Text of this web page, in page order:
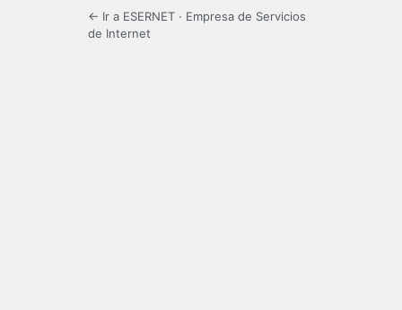
← Ir a ESERNET · Empresa de Servicios
de Internet